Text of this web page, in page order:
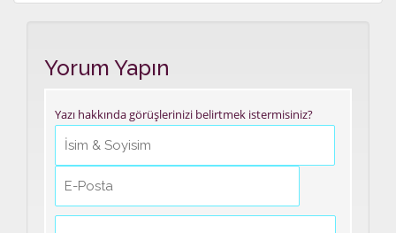
Yorum Yapın
Yazı hakkında görüşlerinizi belirtmek istermisiniz?